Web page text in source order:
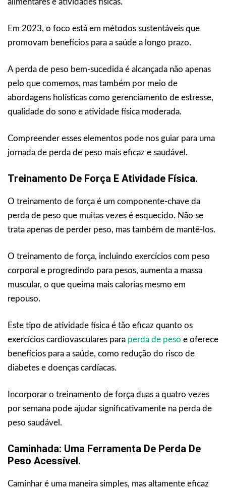
Em 2023, o foco está em métodos sustentáveis que
promovam benefícios para a saúde a longo prazo.
A perda de peso bem-sucedida é alcançada não apenas
pelo que comemos, mas também por meio de
abordagens holísticas como gerenciamento de estresse,
qualidade do sono e atividade física moderada.
Compreender esses elementos pode nos guiar para uma
jornada de perda de peso mais eficaz e saudável.
Treinamento De Força E Atividade Física.
O treinamento de força é um componente-chave da
perda de peso que muitas vezes é esquecido. Não se
trata apenas de perder peso, mas também de mantê-los.
O treinamento de força, incluindo exercícios com peso
corporal e progredindo para pesos, aumenta a massa
muscular, o que queima mais calorias mesmo em
repouso.
Este tipo de atividade física é tão eficaz quanto os
exercícios cardiovasculares para perda de peso e oferece
benefícios para a saúde, como redução do risco de
diabetes e doenças cardíacas.
Incorporar o treinamento de força duas a quatro vezes
por semana pode ajudar significativamente na perda de
peso saudável.
Caminhada: Uma Ferramenta De Perda De
Peso Acessível.
Caminhar é uma maneira simples, mas altamente eficaz